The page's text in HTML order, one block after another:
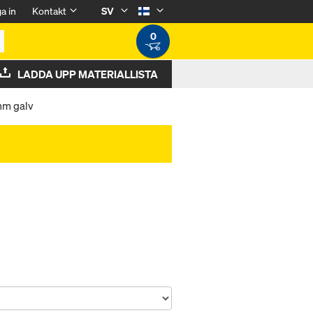
in Kontakt
SV
0
LADDA UPP MATERIALLISTA
galv